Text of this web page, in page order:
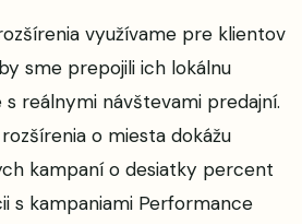
využívame pre klientov
sme prepojili ich lokálnu
reálnymi návštevami predajní.
o miesta dokážu
kampaní o desiatky percent
s kampaniami Performance